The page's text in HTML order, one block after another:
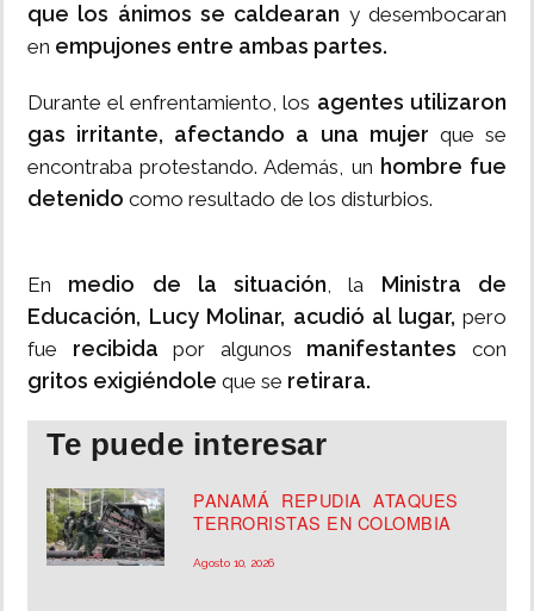
que los ánimos se caldearan y desembocaran
en empujones entre ambas partes.
Durante el enfrentamiento, los agentes utilizaron
gas irritante, afectando a una mujer que se
encontraba protestando. Además, un hombre fue
detenido como resultado de los disturbios.
En medio de la situación, la Ministra de
Educación, Lucy Molinar, acudió al lugar, pero
fue recibida por algunos manifestantes con
gritos exigiéndole que se retirara.
Te puede interesar
PANAMÁ REPUDIA ATAQUES
TERRORISTAS EN COLOMBIA
Agosto 10, 2026